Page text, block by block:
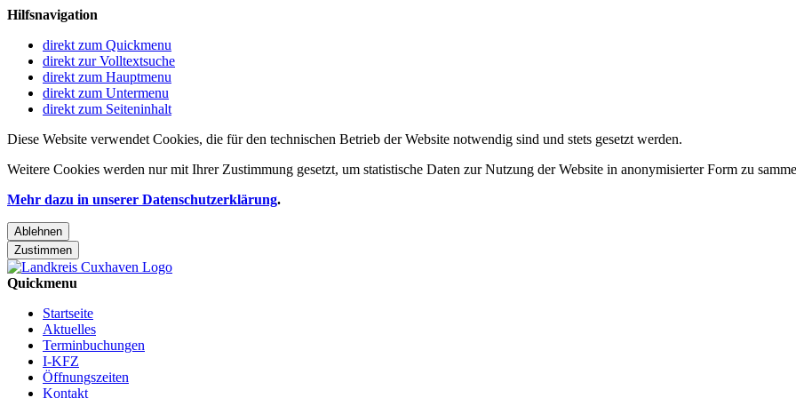
Hilfsnavigation
direkt zum Quickmenu
direkt zur Volltextsuche
direkt zum Hauptmenu
direkt zum Untermenu
direkt zum Seiteninhalt
Diese Website verwendet Cookies, die für den technischen Betrieb der Website notwendig sind und stets gesetzt werden.
Weitere Cookies werden nur mit Ihrer Zustimmung gesetzt, um statistische Daten zur Nutzung der Website in anonymisierter Form zu
Mehr dazu in unserer Datenschutzerklärung.
Ablehnen
Zustimmen
Quickmenu
Startseite
Aktuelles
Terminbuchungen
I-KFZ
Öffnungszeiten
Kontakt